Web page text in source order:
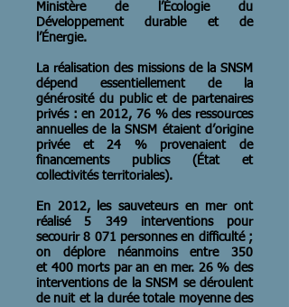
Ministère de l’Écologie du
Développement durable et de
l’Énergie.
La réalisation des missions de la SNSM
dépend essentiellement de la
générosité du public et de partenaires
privés : en 2012, 76 % des ressources
annuelles de la SNSM étaient d’origine
privée et 24 % provenaient de
financements publics (État et
collectivités territoriales).
En 2012, les sauveteurs en mer ont
réalisé 5 349 interventions pour
secourir 8 071 personnes en difficulté ;
on déplore néanmoins entre 350
et 400 morts par an en mer. 26 % des
interventions de la SNSM se déroulent
de nuit et la durée totale moyenne des